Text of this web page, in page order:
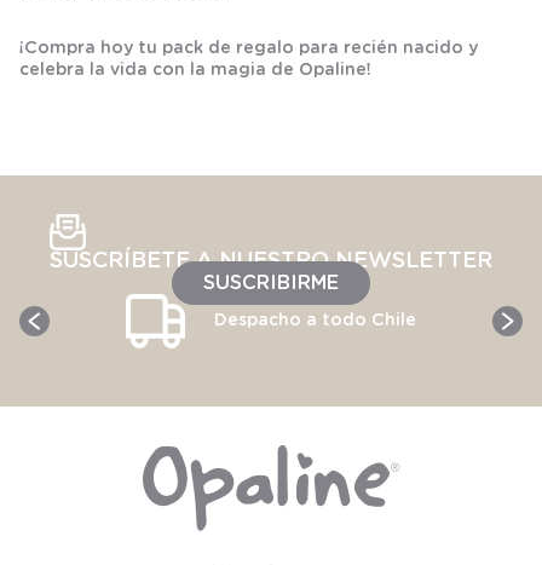
¡Compra hoy tu pack de regalo para recién nacido y
celebra la vida con la magia de Opaline!
SUSCRÍBETE A NUESTRO NEWSLETTER
SUSCRIBIRME
Despacho a todo Chile